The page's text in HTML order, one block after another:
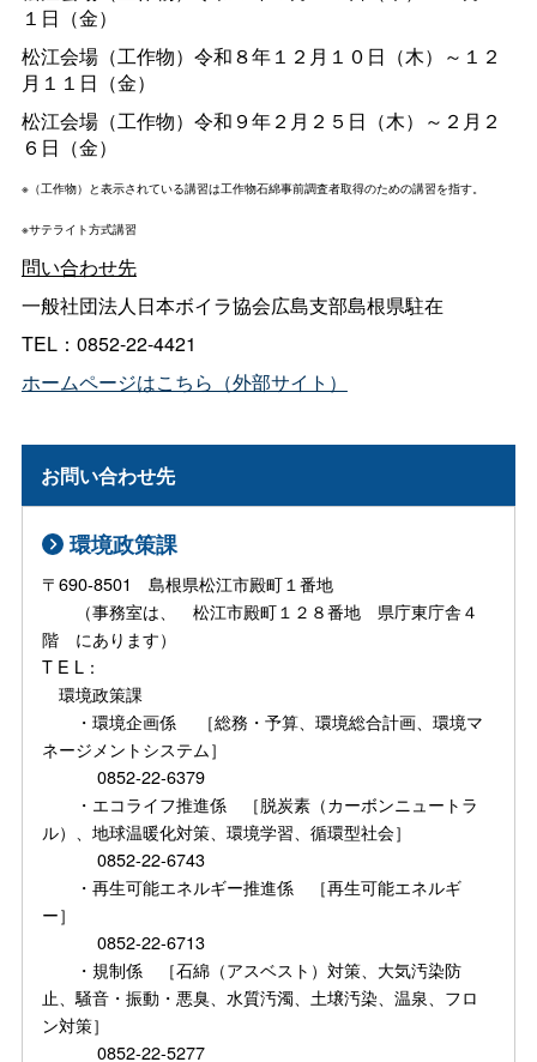
１日（金）
松江会場（工作物）令和８年１２月１０日（木）～１２
月１１日（金）
松江会場（工作物）令和９年２月２５日（木）～２月２
６日（金）
※（工作物）と表示されている講習は工作物石綿事前調査者取得のための講習を指す。
※サテライト方式講習
問い合わせ先
一般社団法人日本ボイラ協会広島支部島根県駐在
TEL：0852-22-4421
ホームページはこちら（外部サイト）
お問い合わせ先
環境政策課
〒690-8501 島根県松江市殿町１番地
（事務室は、 松江市殿町１２８番地 県庁東庁舎４
階 にあります）
T E L：
環境政策課
・環境企画係 ［総務・予算、環境総合計画、環境マ
ネージメントシステム］
0852-22-6379
・エコライフ推進係 ［脱炭素（カーボンニュートラ
ル）、地球温暖化対策、環境学習、循環型社会］
0852-22-6743
・再生可能エネルギー推進係 ［再生可能エネルギ
ー］
0852-22-6713
・規制係 ［石綿（アスベスト）対策、大気汚染防
止、騒音・振動・悪臭、水質汚濁、土壌汚染、温泉、フロ
ン対策］
0852-22-5277